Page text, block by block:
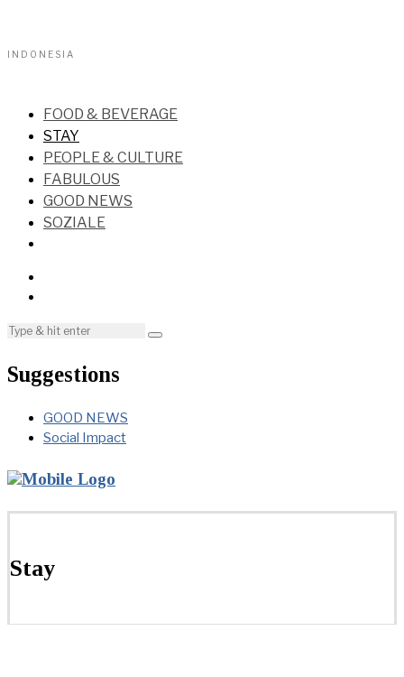
INDONESIA
FOOD & BEVERAGE
STAY
PEOPLE & CULTURE
FABULOUS
GOOD NEWS
SOZIALE
Suggestions
GOOD NEWS
Social Impact
Stay